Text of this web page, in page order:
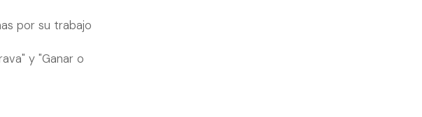
por su trabajo
y "Ganar o